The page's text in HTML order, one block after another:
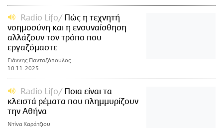
Radio Lifo
Πώς η τεχνητή
νοημοσύνη και η ενσυναίσθηση
αλλάζουν τον τρόπο που
εργαζόμαστε
Γιάννης Πανταζόπουλος
10.11.2025
Radio Lifo
Ποια είναι τα
κλειστά ρέματα που πλημμυρίζουν
την Αθήνα
Ντίνα Καράτζιου